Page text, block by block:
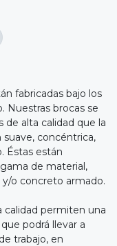
fabricadas bajo los
Nuestras brocas se
de alta calidad que la
suave, concéntrica,
Éstas están
de material,
o concreto armado.
calidad permiten una
podrá llevar a
trabajo, en